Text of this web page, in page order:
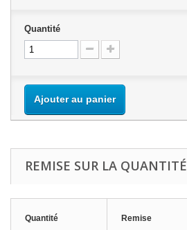
Quantité
Ajouter au panier
REMISE SUR LA QUANTITÉ
Quantité Remise